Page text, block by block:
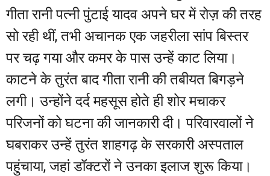
गीता रानी पत्नी पुंटाई यादव अपने घर में रोज़ की तरह
सो रही थीं, तभी अचानक एक जहरीला सांप बिस्तर
पर चढ़ गया और कमर के पास उन्हें काट लिया।
काटने के तुरंत बाद गीता रानी की तबीयत बिगड़ने
लगी। उन्होंने दर्द महसूस होते ही शोर मचाकर
परिजनों को घटना की जानकारी दी। परिवारवालों ने
घबराकर उन्हें तुरंत शाहगढ़ के सरकारी अस्पताल
पहुंचाया, जहां डॉक्टरों ने उनका इलाज शुरू किया।